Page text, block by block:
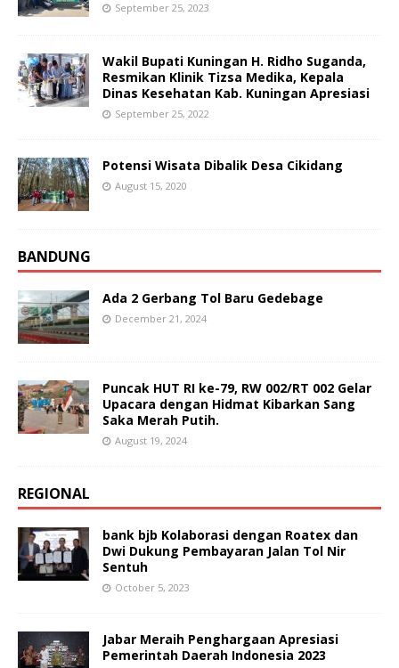
September 25, 2023
Wakil Bupati Kuningan H. Ridho Suganda,
Resmikan Klinik Tizsa Medika, Kepala
Dinas Kesehatan Kab. Kuningan Apresiasi
September 25, 2022
Potensi Wisata Dibalik Desa Cikidang
August 15, 2020
BANDUNG
Ada 2 Gerbang Tol Baru Gedebage
December 21, 2024
Puncak HUT RI ke-79, RW 002/RT 002 Gelar
Upacara dengan Hidmat Kibarkan Sang
Saka Merah Putih.
August 19, 2024
REGIONAL
bank bjb Kolaborasi dengan Roatex dan
Dwi Dukung Pembayaran Jalan Tol Nir
Sentuh
October 5, 2023
Jabar Meraih Penghargaan Apresiasi
Pemerintah Daerah Indonesia 2023